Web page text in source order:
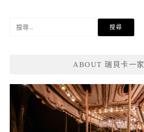
ABOUT 瑞貝卡一家